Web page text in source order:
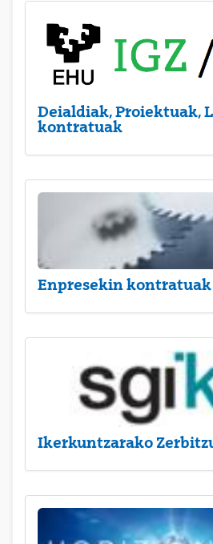
Deialdiak, Proiektuak,
kontratuak
Enpresekin
Ikerkuntzarako